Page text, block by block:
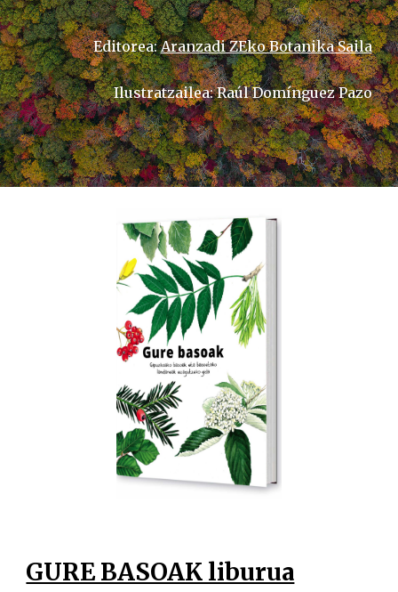
Editorea:Aranzadi ZEko Botanika Saila
Ilustratzailea: Raúl Domínguez Pazo
GURE BASOAK liburua